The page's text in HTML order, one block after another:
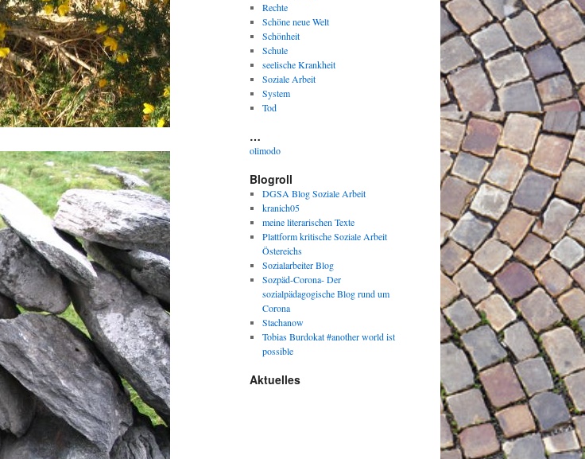
Rechte
Schöne neue Welt
Schönheit
Schule
seelische Krankheit
Soziale Arbeit
System
Tod
…
olimodo
Blogroll
DGSA Blog Soziale Arbeit
kranich05
meine literarischen Texte
Plattform kritische Soziale Arbeit
Östereichs
Sozialarbeiter Blog
Sozpäd-Corona- Der
sozialpädagogische Blog rund um
Corona
Stachanow
Tobias Burdokat #another world ist
possible
Aktuelles